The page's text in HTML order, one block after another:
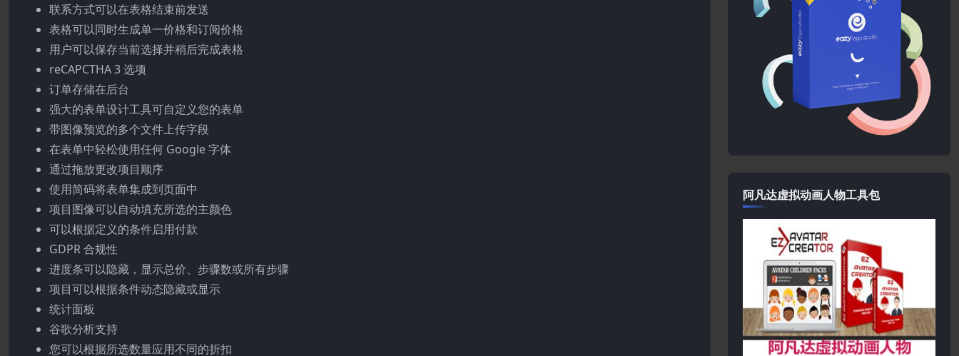
联系方式可以在表格结束前发送
表格可以同时生成单一价格和订阅价格
用户可以保存当前选择并稍后完成表格
reCAPCTHA 3 选项
订单存储在后台
强大的表单设计工具可自定义您的表单
带图像预览的多个文件上传字段
在表单中轻松使用任何 Google 字体
通过拖放更改项目顺序
使用简码将表单集成到页面中
项目图像可以自动填充所选的主颜色
可以根据定义的条件启用付款
GDPR 合规性
进度条可以隐藏，显示总价、步骤数或所有步骤
项目可以根据条件动态隐藏或显示
统计面板
谷歌分析支持
您可以根据所选数量应用不同的折扣
阿凡达虚拟动画人物工具包